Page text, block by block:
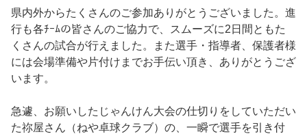
県内外からたくさんのご参加ありがとうございました。進
行も各ﾁｰﾑの皆さんのご協力で、スムーズに2日間ともた
くさんの試合が行えました。また選手・指導者、保護者様
には会場準備や片付けまでお手伝い頂き、ありがとうござ
います。
急遽、お願いしたじゃんけん大会の仕切りをしていただい
た祢屋さん（ねや卓球クラブ）の、一瞬で選手を引き付